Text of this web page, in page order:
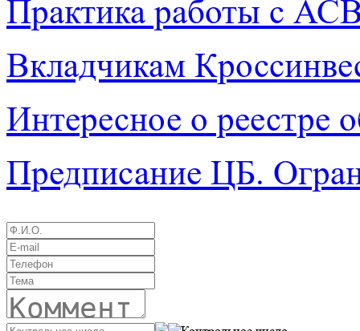
Практика работы с
Вкладчикам
Интересное о реестре
Предписание ЦБ.